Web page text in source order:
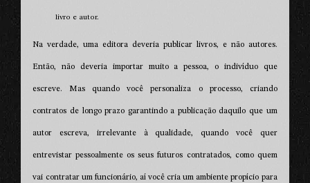
livro e autor.
Na verdade, uma editora deveria publicar livros, e não autores.
Então, não deveria importar muito a pessoa, o indivíduo que
escreve. Mas quando você personaliza o processo, criando
contratos de longo prazo garantindo a publicação daquilo que um
autor escreva, irrelevante à qualidade, quando você quer
entrevistar pessoalmente os seus futuros contratados, como quem
vai contratar um funcionário, aí você cria um ambiente propício para